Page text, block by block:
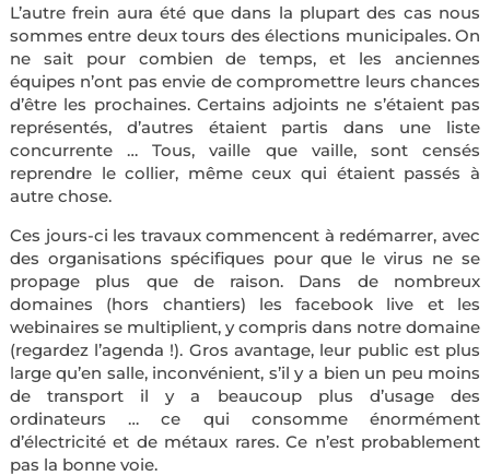
L’autre frein aura été que dans la plupart des cas nous
sommes entre deux tours des élections municipales. On
ne sait pour combien de temps, et les anciennes
équipes n’ont pas envie de compromettre leurs chances
d’être les prochaines. Certains adjoints ne s’étaient pas
représentés, d’autres étaient partis dans une liste
concurrente … Tous, vaille que vaille, sont censés
reprendre le collier, même ceux qui étaient passés à
autre chose.
Ces jours-ci les travaux commencent à redémarrer, avec
des organisations spécifiques pour que le virus ne se
propage plus que de raison. Dans de nombreux
domaines (hors chantiers) les facebook live et les
webinaires se multiplient, y compris dans notre domaine
(regardez l’agenda !). Gros avantage, leur public est plus
large qu’en salle, inconvénient, s’il y a bien un peu moins
de transport il y a beaucoup plus d’usage des
ordinateurs … ce qui consomme énormément
d’électricité et de métaux rares. Ce n’est probablement
pas la bonne voie.